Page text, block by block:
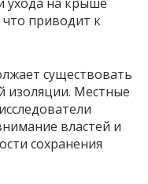
что приводит к
существовать
изоляции. Местные
властей и
сохранения